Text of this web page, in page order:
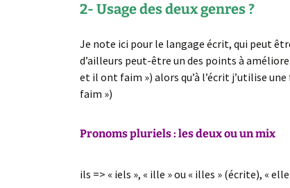
2- Usage des deux genres ?
Je note ici pour le langage écrit, qui peut
d’ailleurs peut-être un des points à
et il ont faim ») alors qu’à l’écrit j’utilise
faim »)
Pronoms pluriels : les deux ou un mix
ils => « iels », « ille » ou « illes » (écrite), «